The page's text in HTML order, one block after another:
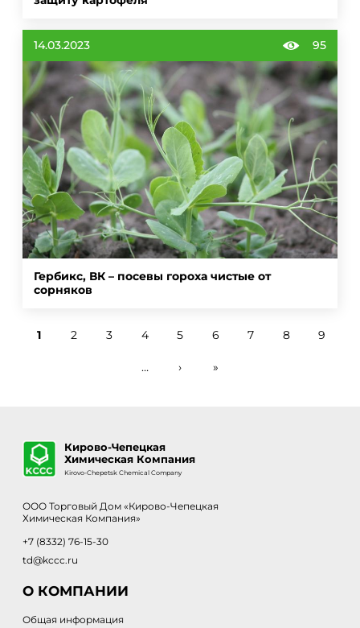
14.03.2023 95
Гербикс, ВК – посевы гороха чистые от
сорняков
1 2 3 4 5 6 7 8 9
… › »
Кирово-Чепецкая
Химическая Компания
Kirovo-Chepetsk Chemical Company
ООО Торговый Дом «Кирово-Чепецкая
Химическая Компания»
+7 (8332) 76-15-30
td@kccc.ru
О КОМПАНИИ
Общая информация